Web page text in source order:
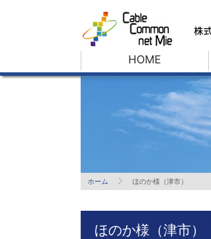
HOME
ホーム ほのか様（津市）
ほのか様（津市）